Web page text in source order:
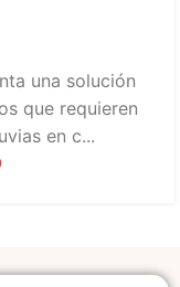
una solución
que requieren
en c...